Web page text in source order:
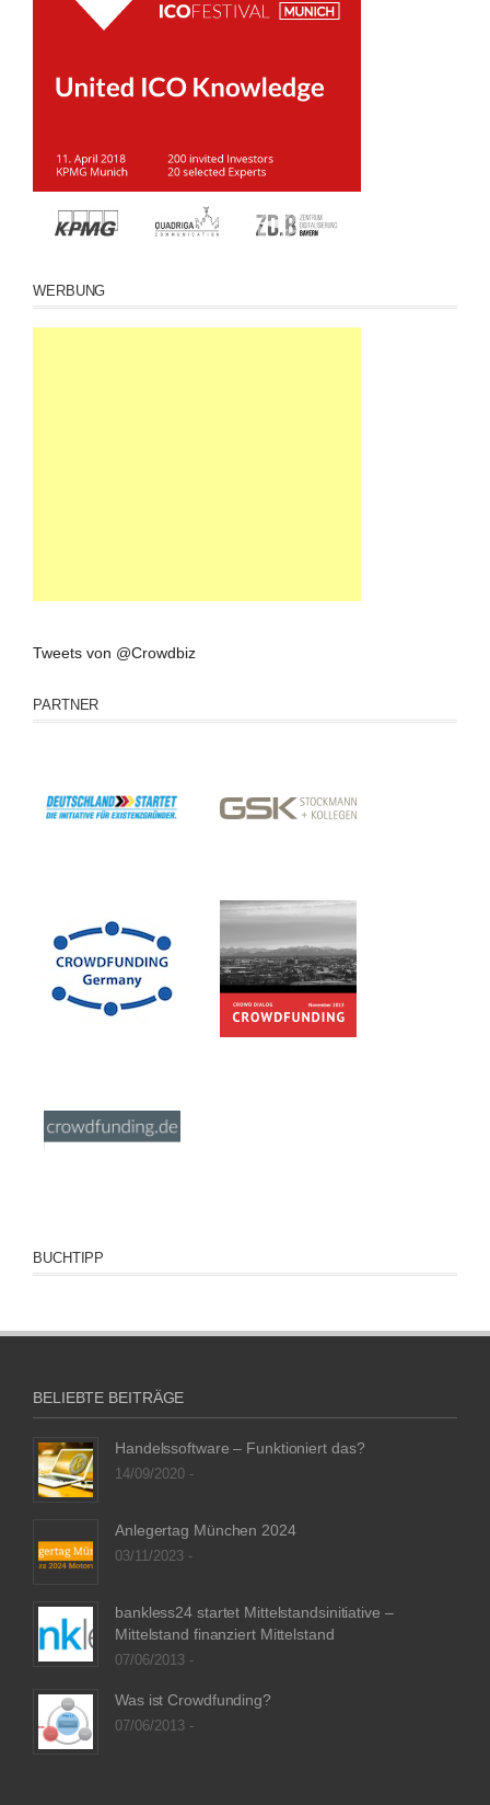
WERBUNG
Tweets von @Crowdbiz
PARTNER
BUCHTIPP
BELIEBTE BEITRÄGE
Handelssoftware – Funktioniert das?
14/09/2020 -
Anlegertag München 2024
03/11/2023 -
bankless24 startet Mittelstandsinitiative –
Mittelstand finanziert Mittelstand
07/06/2013 -
Was ist Crowdfunding?
07/06/2013 -